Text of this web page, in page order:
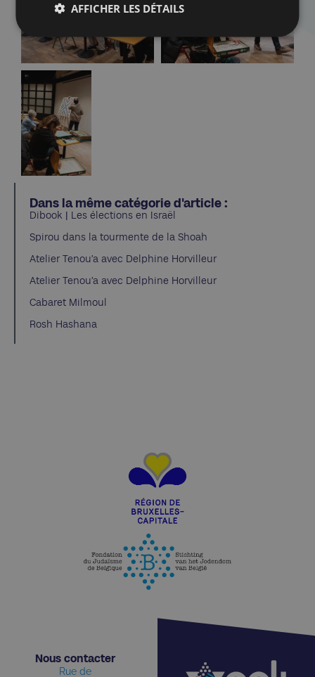
Dans la même catégorie d'article :
Dibook | Les élections en Israël
Spirou dans la tourmente de la Shoah
Atelier Tenou’a avec Delphine Horvilleur
Atelier Tenou’a avec Delphine Horvilleur
Cabaret Milmoul
Rosh Hashana
Nous contacter​
Rue de
AFFICHER LES DÉTAILS